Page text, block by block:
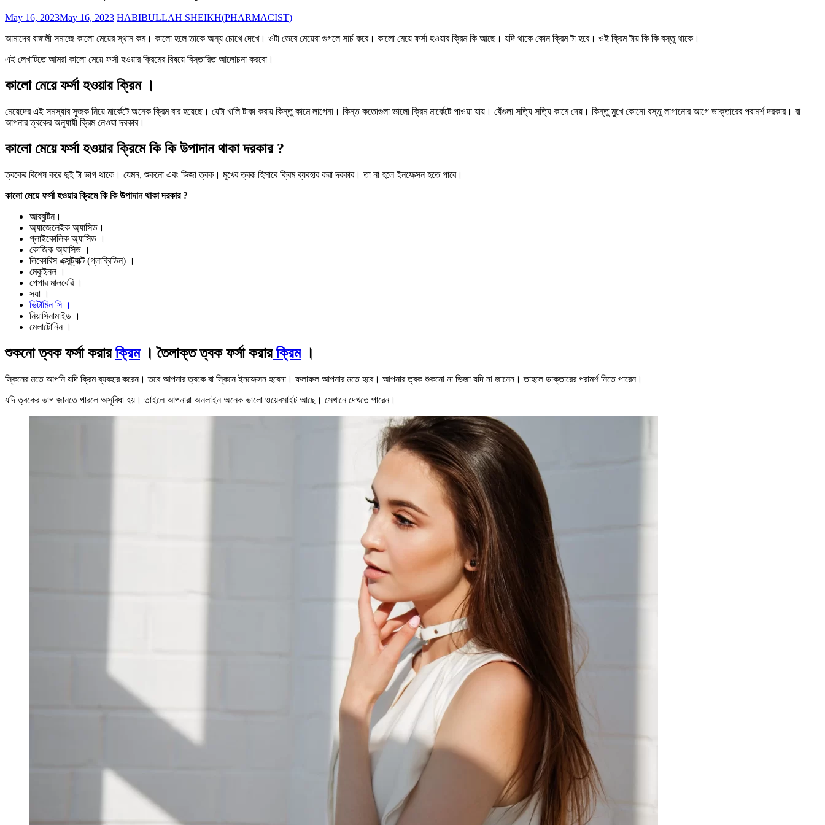
May 16, 2023May 16, 2023 HABIBULLAH SHEIKH(PHARMACIST)
আমাদের বাঙ্গালী সমাজে কালো মেয়ের স্থান কম। কালো হলে তাকে অন্য চোখে দেখে। ওটা ভেবে মেয়েরা গুগলে সার্চ করে। কালো মেয়ে ফর্সা হওয়ার ক্রিম কি আছে। যদি থাকে কোন ক্রিম টা হবে। ওই ক্রিম টায় কি কি বস্তু থাকে।
এই লেখাটিতে আমরা কালো মেয়ে ফর্সা হওয়ার ক্রিমের বিষয়ে বিস্তারিত আলোচনা করবো।
কালো মেয়ে ফর্সা হওয়ার ক্রিম ।
মেয়েদের এই সমস্যার সুজক নিয়ে মার্কেটে অনেক ক্রিম বার হয়েছে। যেটা খালি টাকা করায় কিন্তু কামে লাগেনা। কিন্ত কতোগুলা ভালো ক্রিম মার্কেটে পাওয়া যায়। যেঁগুলা সত্যি সত্যি কামে দেয়। কিন্তু মুখে কোনো বস্তু লাগানোর আগে ডাক্তারের পরামর্শ দরকার। বা
আপনার ত্বকের অনুযায়ী ক্রিম নেওয়া দরকার।
কালো মেয়ে ফর্সা হওয়ার ক্রিমে কি কি উপাদান থাকা দরকার ?
ত্বকের বিশেষ করে দুই টা ভাগ থাকে। যেমন, শুকনো এবং ভিজা ত্বক। মুখের ত্বক হিসাবে ক্রিম ব্যবহার করা দরকার। তা না হলে ইনফেক্সন হতে পারে।
কালো মেয়ে ফর্সা হওয়ার ক্রিমে কি কি উপাদান থাকা দরকার ?
আরবুটিন।
অ্যাজেলেইক অ্যাসিড।
গ্লাইকোলিক অ্যাসিড ।
কোজিক অ্যাসিড ।
লিকোরিস এক্সট্র্যাক্ট (গ্লাব্রিডিন) ।
মেকুইনল ।
পেপার মালবেরি ।
সয়া ।
ভিটামিন সি ।
নিয়াসিনামাইড ।
মেলাটোনিন ।
শুকনো ত্বক ফর্সা করারক্রিম । তৈলাক্ত ত্বক ফর্সা করারক্রিম।
স্কিনের মতে আপনি যদি ক্রিম ব্যবহার করেন। তবে আপনার ত্বকে বা স্কিনে ইনফেক্সন হবেনা। ফলাফল আপনার মতে হবে। আপনার ত্বক শুকনো না ভিজা যদি না জানেন। তাহলে ডাক্তারের পরামর্শ নিতে পারেন।
যদি ত্বকের ভাগ জানতে পারলে অসুবিধা হয়। তাইলে আপনারা অনলাইন অনেক ভালো ওয়েবসাইট আছে। সেখানে দেখতে পারেন।